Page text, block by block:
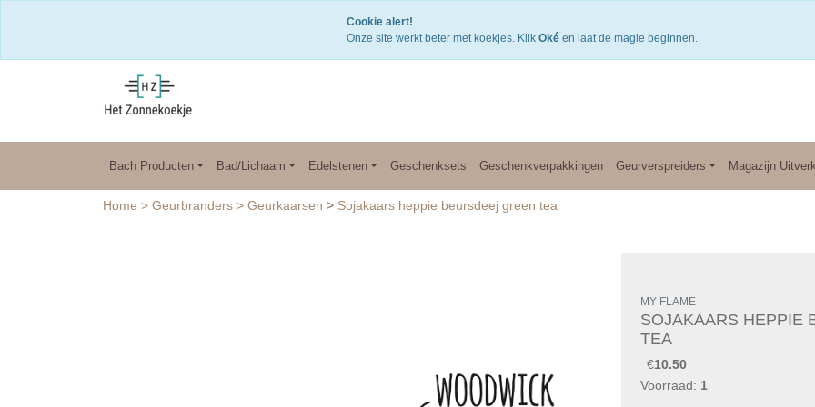
Bach Producten Bad/Lichaam Edelstenen Geschenksets Geschenkverpakkingen Geurverspreiders Magazijn
Home > Geurbranders > Geurkaarsen > Sojakaars heppie beursdeej green tea
MY FLAME
SOJAKAARS HEPPIE
TEA
€10.50
Voorraad: 1
Cookie alert!
Onze site werkt beter met koekjes. Klik Okéen laat de magie beginnen.